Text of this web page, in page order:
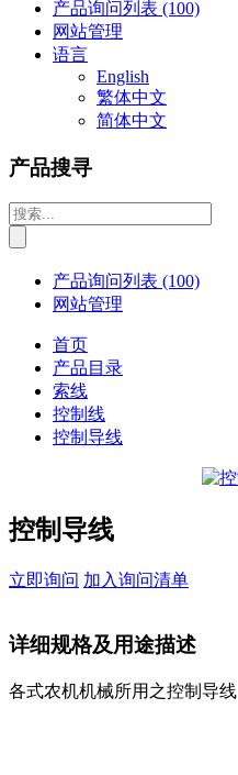
产品询问列表 (100)
网站管理
语言
English
繁体中文
简体中文
产品搜寻
产品询问列表 (100)
网站管理
首页
产品目录
索线
控制线
控制导线
控制导线
立即询问 加入询问清单
详细规格及用途描述
各式农机机械所用之控制导线